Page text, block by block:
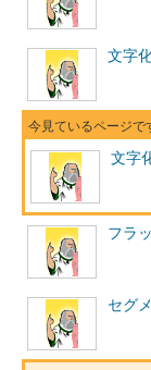
文字
文字
フラ
セグ